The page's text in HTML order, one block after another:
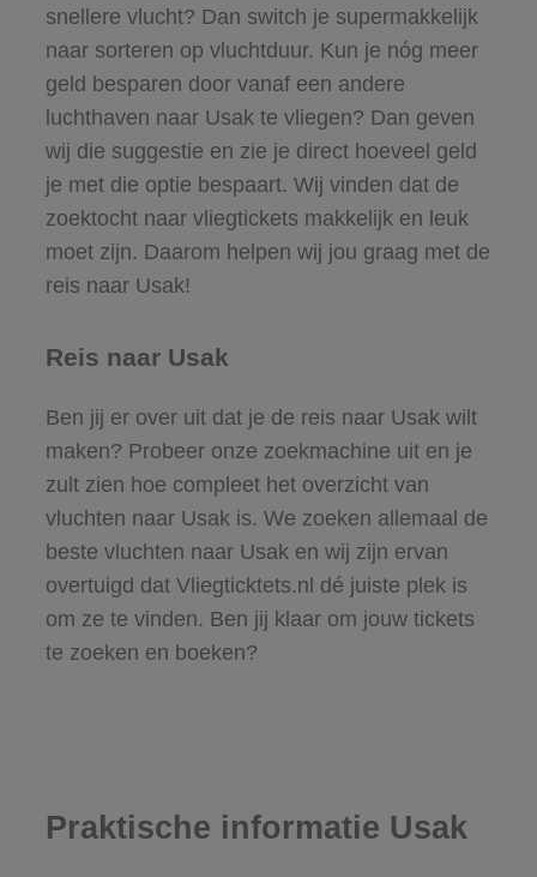
snellere vlucht? Dan switch je supermakkelijk
naar sorteren op vluchtduur. Kun je nóg meer
geld besparen door vanaf een andere
luchthaven naar Usak te vliegen? Dan geven
wij die suggestie en zie je direct hoeveel geld
je met die optie bespaart. Wij vinden dat de
zoektocht naar vliegtickets makkelijk en leuk
moet zijn. Daarom helpen wij jou graag met de
reis naar Usak!
Reis naar Usak
Ben jij er over uit dat je de reis naar Usak wilt
maken? Probeer onze zoekmachine uit en je
zult zien hoe compleet het overzicht van
vluchten naar Usak is. We zoeken allemaal de
beste vluchten naar Usak en wij zijn ervan
overtuigd dat Vliegticktets.nl dé juiste plek is
om ze te vinden. Ben jij klaar om jouw tickets
te zoeken en boeken?
Praktische informatie Usak